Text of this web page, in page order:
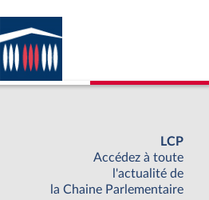
LCP
Accédez à toute
l'actualité de
la Chaine Parlementaire